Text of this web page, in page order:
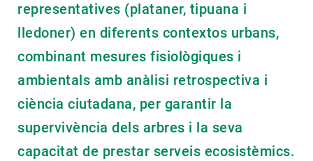
representatives (plataner, tipuana i
lledoner) en diferents contextos urbans,
combinant mesures fisiològiques i
ambientals amb anàlisi retrospectiva i
ciència ciutadana, per garantir la
supervivència dels arbres i la seva
capacitat de prestar serveis ecosistèmics.